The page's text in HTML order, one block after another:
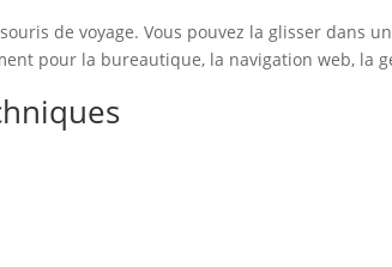
de voyage. Vous pouvez la glisser dans
pour la bureautique, la navigation web, la